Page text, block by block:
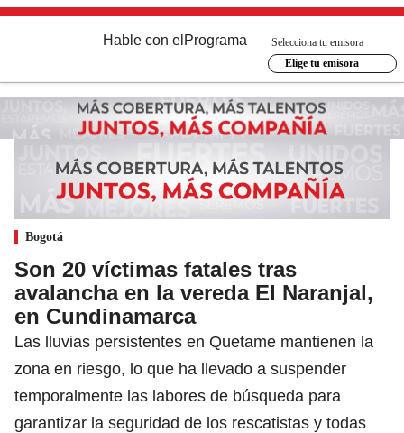
Hable con el Programa
Selecciona tu emisora
Elige tu emisora
Bogotá
Son 20 víctimas fatales tras
avalancha en la vereda El Naranjal,
en Cundinamarca
Las lluvias persistentes en Quetame mantienen la
zona en riesgo, lo que ha llevado a suspender
temporalmente las labores de búsqueda para
garantizar la seguridad de los rescatistas y todas